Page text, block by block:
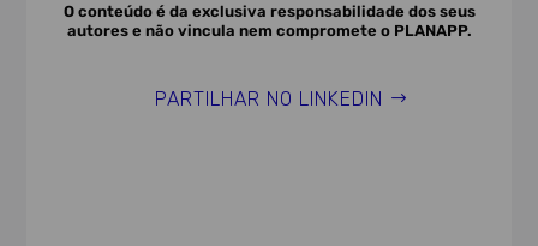
O conteúdo é da exclusiva responsabilidade dos seus
autores e não vincula nem compromete o PLANAPP.
PARTILHAR NO LINKEDIN